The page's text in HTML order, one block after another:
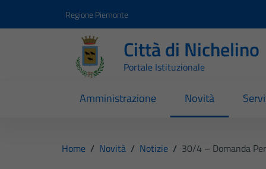
Regione Piemonte
Città di Nichelino
Portale Istituzionale
Amministrazione Novità
Home / Novità / Notizie / 30/4 – Domanda